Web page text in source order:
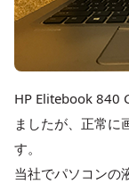
HP Elitebook 840
ましたが、正常に
す。
当社でパソコンの